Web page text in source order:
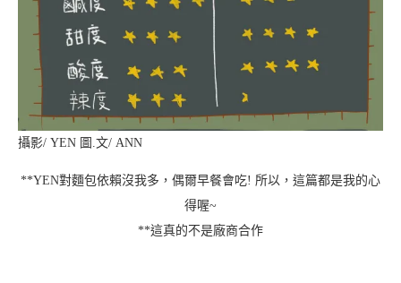
攝影/ YEN 圖.文/ ANN
**YEN對麵包依賴沒我多，偶爾早餐會吃! 所以，這篇都是我的心
得喔~
**這真的不是廠商合作